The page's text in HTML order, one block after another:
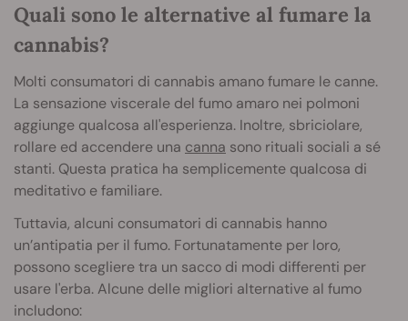
Quali sono le alternative al fumare la
cannabis?
Molti consumatori di cannabis amano fumare le canne.
La sensazione viscerale del fumo amaro nei polmoni
aggiunge qualcosa all'esperienza. Inoltre, sbriciolare,
rollare ed accendere una canna sono rituali sociali a sé
stanti. Questa pratica ha semplicemente qualcosa di
meditativo e familiare.
Tuttavia, alcuni consumatori di cannabis hanno
un’antipatia per il fumo. Fortunatamente per loro,
possono scegliere tra un sacco di modi differenti per
usare l'erba. Alcune delle migliori alternative al fumo
includono: